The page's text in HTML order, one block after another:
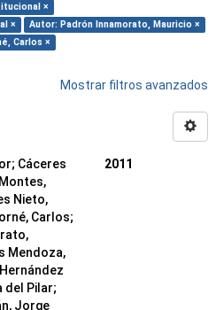
×
×
Autor: Padrón Innamorato, Mauricio ×
Carlos ×
Mostrar filtros avanzados
; Cáceres
Montes,
Nieto,
Carlos;
Mendoza,
Hernández
del Pilar;
Jorge
2011